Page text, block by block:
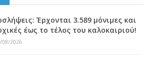
Έρχονται 3.589 μόνιμες και
έως το τέλος του καλοκαιριού!
08/2026